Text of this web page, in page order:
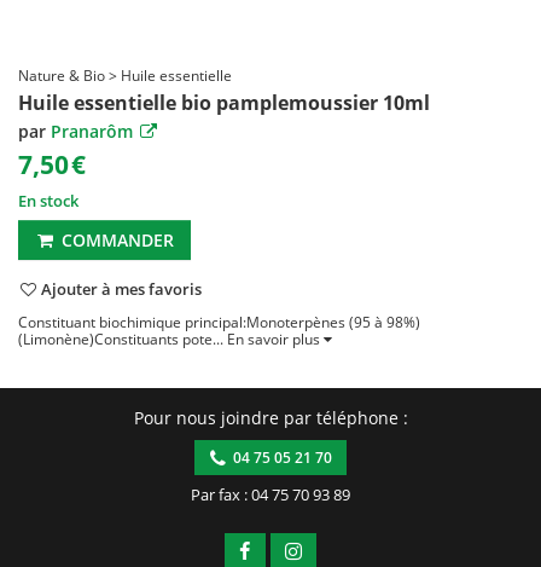
Nature & Bio > Huile essentielle
Huile essentielle bio pamplemoussier 10ml
par Pranarôm
7,50€
En stock
COMMANDER
Ajouter à mes favoris
Constituant biochimique principal:Monoterpènes (95 à 98%)
(Limonène)Constituants pote... En savoir plus
Pour nous joindre par téléphone :
04 75 05 21 70
Par fax : 04 75 70 93 89